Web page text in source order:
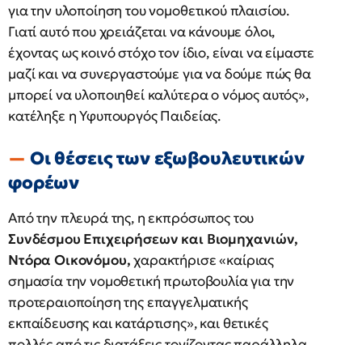
για την υλοποίηση του νομοθετικού πλαισίου.
Γιατί αυτό που χρειάζεται να κάνουμε όλοι,
έχοντας ως κοινό στόχο τον ίδιο, είναι να είμαστε
μαζί και να συνεργαστούμε για να δούμε πώς θα
μπορεί να υλοποιηθεί καλύτερα ο νόμος αυτός»,
κατέληξε η Υφυπουργός Παιδείας.
Οι θέσεις των εξωβουλευτικών
φορέων
Από την πλευρά της, η εκπρόσωπος του
Συνδέσμου Επιχειρήσεων και Βιομηχανιών,
Ντόρα Οικονόμου,χαρακτήρισε «καίριας
σημασία την νομοθετική πρωτοβουλία για την
προτεραιοποίηση της επαγγελματικής
εκπαίδευσης και κατάρτισης», και θετικές